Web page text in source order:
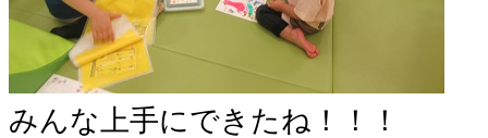
みんな上手にできたね！！！